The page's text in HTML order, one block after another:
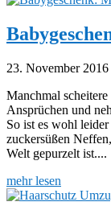
23. November 2016
Manchmal
Ansprüchen und
So ist es wohl
zuckersüßen
Welt gepurzelt ist....
mehr lesen